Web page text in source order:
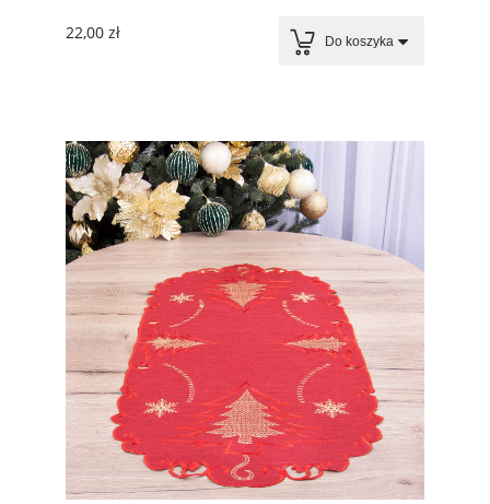
22,00 zł Do koszyka